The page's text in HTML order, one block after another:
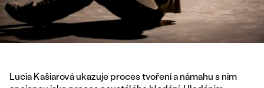
Lucia Kašiarová ukazuje proces tvoření a námahu s ním